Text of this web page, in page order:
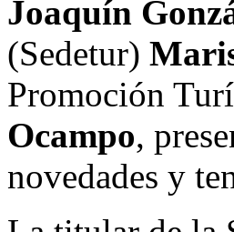
Joaquín
(Sedetur)
Promoción
Ocampo,
novedades y